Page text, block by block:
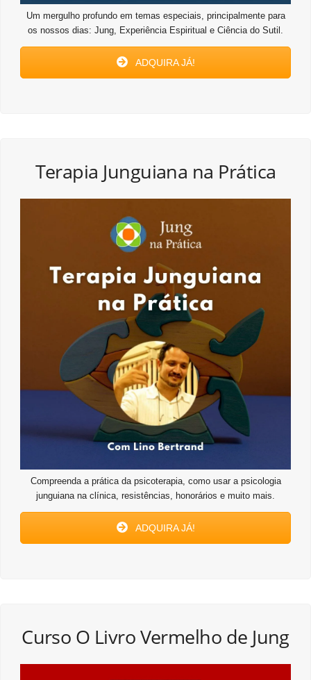
Um mergulho profundo em temas especiais, principalmente para
os nossos dias: Jung, Experiência Espiritual e Ciência do Sutil.
ADQUIRA JÁ!
Terapia Junguiana na Prática
Compreenda a prática da psicoterapia, como usar a psicologia
junguiana na clínica, resistências, honorários e muito mais.
ADQUIRA JÁ!
Curso O Livro Vermelho de Jung